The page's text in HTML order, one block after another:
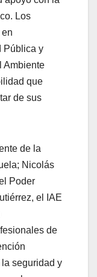
Los
Pública y
Ambiente
que
de sus
de la
Nicolás
Poder
el IAE
de
seguridad y